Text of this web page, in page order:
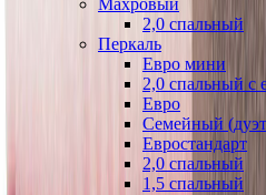
2,0 спальный
Перкаль
Евро мини
2,0 спальный с
Евро
Семейный
Евростандарт
2,0 спальный
1,5 спальный